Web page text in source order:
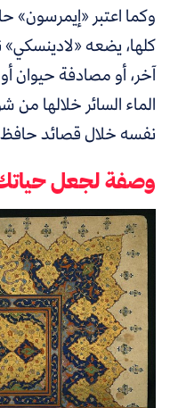
وكما اعتبر «إيمرسون»
كلها، يضعه «لادينسكي»
آخر، أو مصادفة حيوان
الماء السائر خلالها
نفسه خلال قصائد
وصفة لجعل